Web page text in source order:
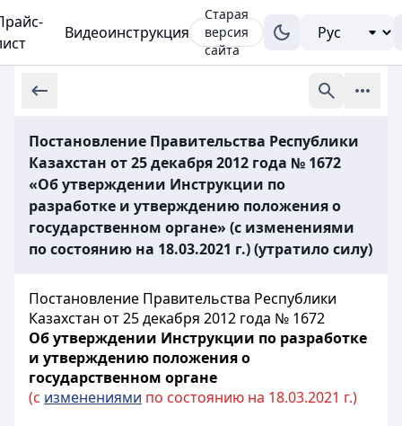
Видеоинструкция
Старая
версия
сайта
Постановление Правительства Республики
Казахстан от 25 декабря 2012 года № 1672
«Об утверждении Инструкции по
разработке и утверждению положения о
государственном органе» (с изменениями
по состоянию на 18.03.2021 г.) (утратило силу)
Постановление Правительства Республики
Казахстан от 25 декабря 2012 года № 1672
Об утверждении Инструкции по разработке
и утверждению положения о
государственном органе
(с изменениями по состоянию на 18.03.2021 г.)